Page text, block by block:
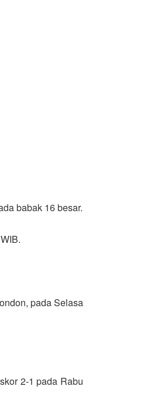
babak 16 besar.
pada Selasa
2-1 pada Rabu